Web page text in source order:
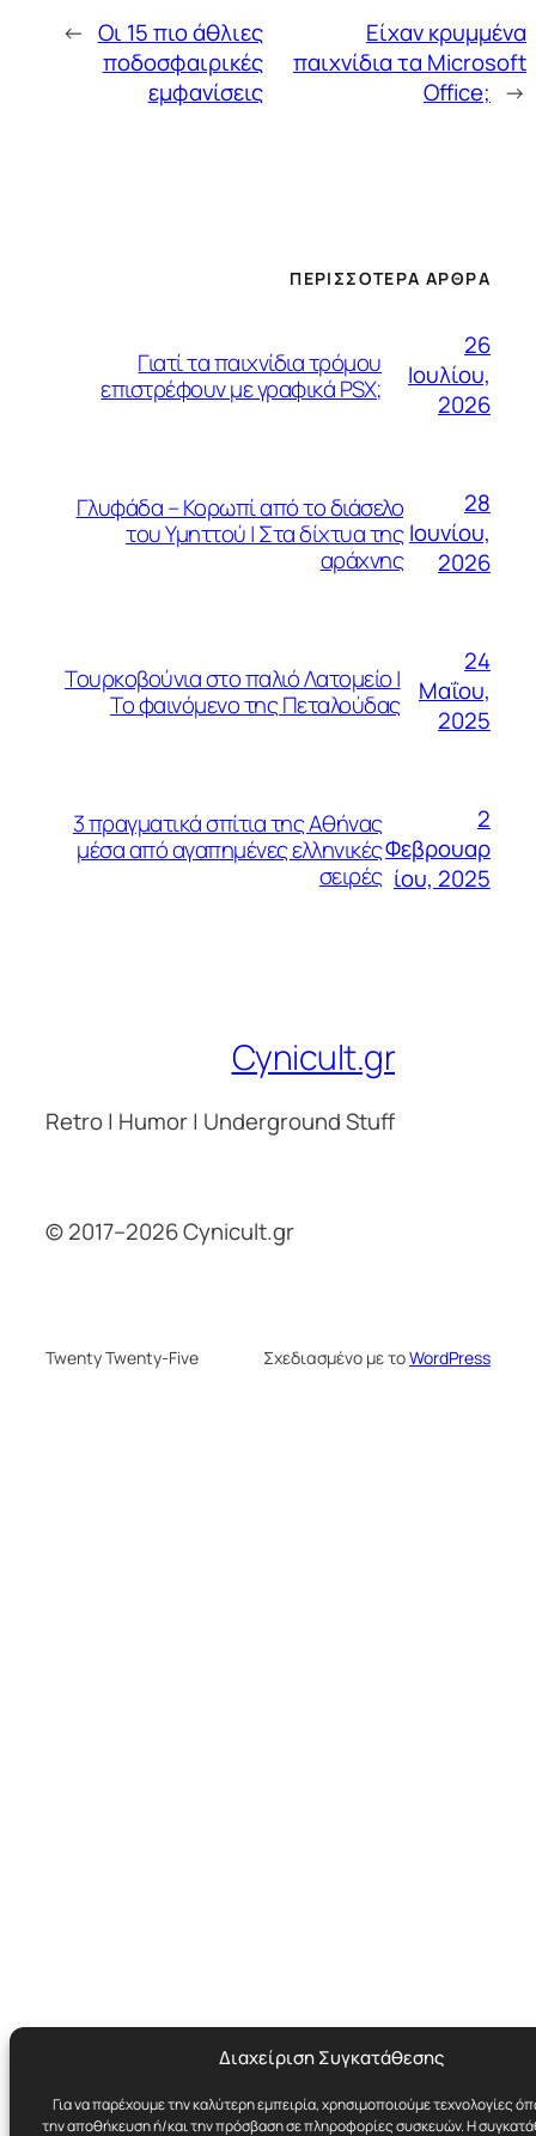
Διαχείριση Συγκατάθεσης
Για να παρέχουμε την καλύτερη εμπειρία, χρησιμοποιούμε τεχνολογίες
την αποθήκευση ή/και την πρόσβαση σε πληροφορίες συσκευών. Η
← Οι 15 πιο άθλιες
ποδοσφαιρικές
εμφανίσεις
Είχαν κρυμμένα
παιχνίδια τα Microsoft
Office; →
ΠΕΡΙΣΣΌΤΕΡΑ ΆΡΘΡΑ
Γιατί τα παιχνίδια τρόμου
επιστρέφουν με γραφικά PSX;
26
Ιουλίου,
2026
Γλυφάδα – Κορωπί από το διάσελο
του Υμηττού | Στα δίχτυα της
αράχνης
28
Ιουνίου,
2026
Τουρκοβούνια στο παλιό Λατομείο |
Το φαινόμενο της Πεταλούδας
24
Μαΐου,
2025
3 πραγματικά σπίτια της Αθήνας
μέσα από αγαπημένες ελληνικές
σειρές
2
Φεβρουαρ
ίου, 2025
Cynicult.gr
Retro | Humor | Underground Stuff
© 2017–2026 Cynicult.gr
Twenty Twenty-Five Σχεδιασμένο με τοWordPress